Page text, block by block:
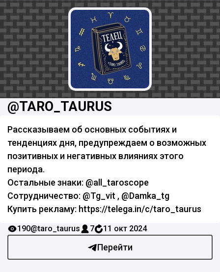
@TARO_TAURUS
Рассказываем об основных событиях и
тенденциях дня, предупреждаем о возможных
позитивных и негативных влияниях этого
периода.
Остальные знаки: @all_taroscope
Сотрудничество: @Tg_vit , @Damka_tg
Купить рекламу: https://telega.in/c/taro_taurus
Перейти
190@taro_taurus 7 11 окт 2024